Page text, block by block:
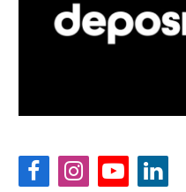
FacebookInstagramYouTube